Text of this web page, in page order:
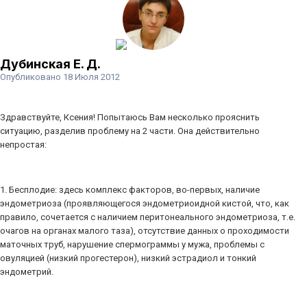
Дубинская Е. Д.
Опубликовано 18 Июля 2012
Здравствуйте, Ксения! Попытаюсь Вам несколько прояснить
ситуацию, разделив проблему на 2 части. Она действительно
непростая:
1. Бесплодие: здесь комплекс факторов, во-первых, наличие
эндометриоза (проявляющегося эндометриоидной кистой, что, как
правило, сочетается с наличием перитонеального эндометриоза, т.е.
очагов на органах малого таза), отсутствие данных о проходимости
маточных труб, нарушение спермограммы у мужа, проблемы с
овуляцией (низкий прогестерон), низкий эстрадиол и тонкий
эндометрий.